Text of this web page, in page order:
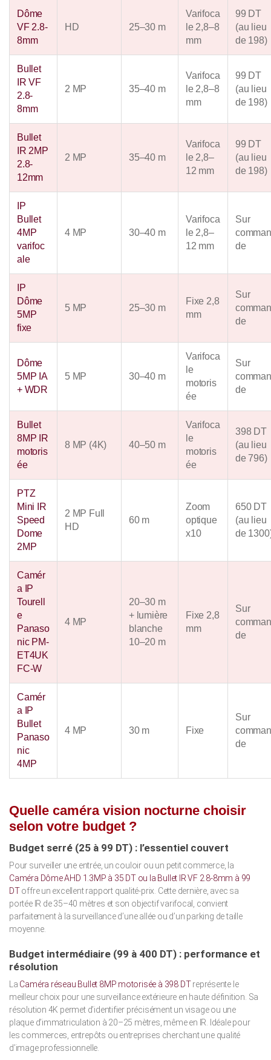
Dôme
VF 2.8-
8mm
HD 25–30 m
Varifoca
le 2,8–8
mm
99 DT
(au lieu
de 198)
Bullet
IR VF
2.8-
8mm
2 MP 35–40 m
Varifoca
le 2,8–8
mm
99 DT
(au lieu
de 198)
Bullet
IR 2MP
2.8-
12mm
2 MP 35–40 m
Varifoca
le 2,8–
12 mm
99 DT
(au lieu
de 198)
IP
Bullet
4MP
varifoc
ale
4 MP 30–40 m
Varifoca
le 2,8–
12 mm
Sur
comman
de
IP
Dôme
5MP
fixe
5 MP 25–30 m
Fixe 2,8
mm
Sur
comman
de
Dôme
5MP IA
+ WDR
5 MP 30–40 m
Varifoca
le
motoris
ée
Sur
comman
de
Bullet
8MP IR
motoris
ée
8 MP (4K) 40–50 m
Varifoca
le
motoris
ée
398 DT
(au lieu
de 796)
PTZ
Mini IR
Speed
Dome
2MP
2 MP Full
HD
60 m
Zoom
optique
x10
650 DT
(au lieu
de
Camér
a IP
Tourell
e
Panaso
nic PM-
ET4UK
FC-W
4 MP
20–30 m
+ lumière
blanche
10–20 m
Fixe 2,8
mm
Sur
comman
de
Camér
a IP
Bullet
Panaso
nic
4MP
4 MP 30 m Fixe
Sur
comman
de
Quelle caméra vision nocturne choisir
selon votre budget ?
Budget serré (25 à 99 DT) : l’essentiel couvert
Pour surveiller une entrée, un couloir ou un petit commerce, la
Caméra Dôme AHD 1.3MP à 35 DT ou la Bullet IR VF 2.8-8mm à 99
DToffre un excellent rapport qualité-prix. Cette dernière, avec sa
portée IR de 35–40 mètres et son objectif varifocal, convient
parfaitement à la surveillance d’une allée ou d’un parking de taille
moyenne.
Budget intermédiaire (99 à 400 DT) : performance et
résolution
La Caméra réseau Bullet 8MP motorisée à 398 DTreprésente le
meilleur choix pour une surveillance extérieure en haute définition. Sa
résolution 4K permet d’identifier précisément un visage ou une
plaque d’immatriculation à 20–25 mètres, même en IR. Idéale pour
les commerces, entrepôts ou entreprises cherchant une qualité
d’image professionnelle.